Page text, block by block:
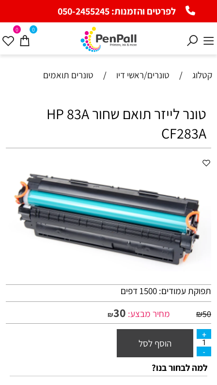
לפרטים והזמנות:050-2455245
0 0
קטלוג / טונרים/ראשי דיו / טונרים תואמים
‏טונר לייזר תואם ‏שחור HP 83A
CF283A
תפוקת עמודים: 1500 דפים
₪50 מחיר מבצע: ₪30
הוסף לסל
למה לבחור בנו?